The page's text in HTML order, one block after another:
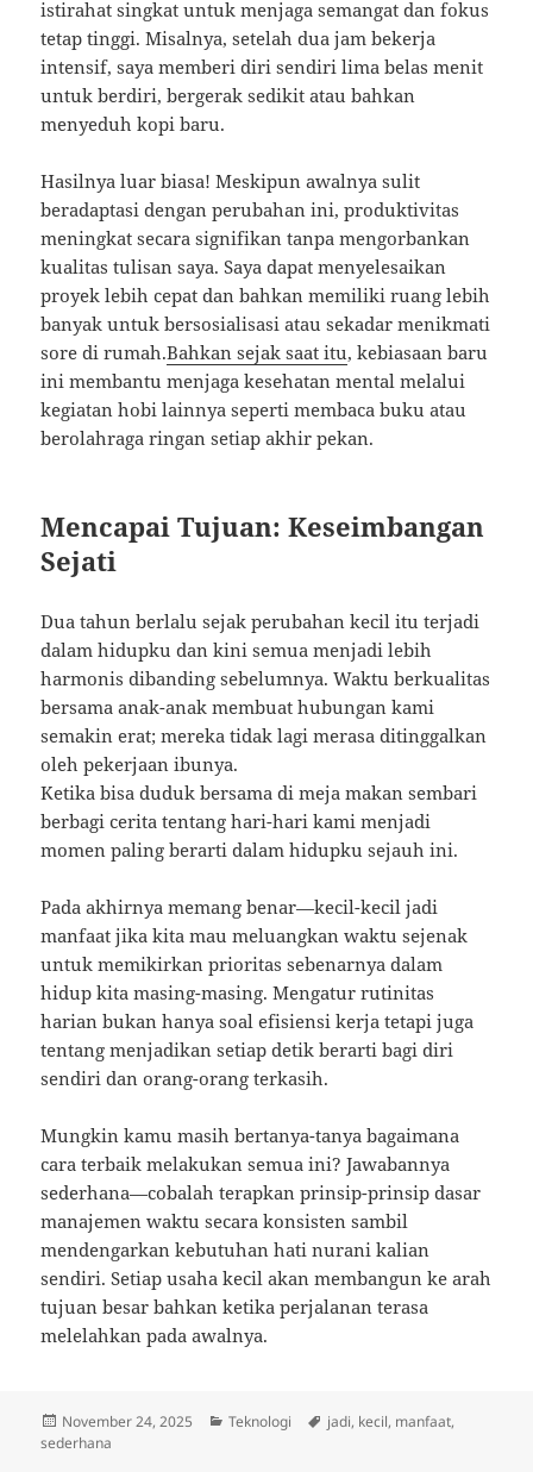
istirahat singkat untuk menjaga semangat dan fokus
tetap tinggi. Misalnya, setelah dua jam bekerja
intensif, saya memberi diri sendiri lima belas menit
untuk berdiri, bergerak sedikit atau bahkan
menyeduh kopi baru.
Hasilnya luar biasa! Meskipun awalnya sulit
beradaptasi dengan perubahan ini, produktivitas
meningkat secara signifikan tanpa mengorbankan
kualitas tulisan saya. Saya dapat menyelesaikan
proyek lebih cepat dan bahkan memiliki ruang lebih
banyak untuk bersosialisasi atau sekadar menikmati
sore di rumah.Bahkan sejak saat itu, kebiasaan baru
ini membantu menjaga kesehatan mental melalui
kegiatan hobi lainnya seperti membaca buku atau
berolahraga ringan setiap akhir pekan.
Mencapai Tujuan: Keseimbangan
Sejati
Dua tahun berlalu sejak perubahan kecil itu terjadi
dalam hidupku dan kini semua menjadi lebih
harmonis dibanding sebelumnya. Waktu berkualitas
bersama anak-anak membuat hubungan kami
semakin erat; mereka tidak lagi merasa ditinggalkan
oleh pekerjaan ibunya.
Ketika bisa duduk bersama di meja makan sembari
berbagi cerita tentang hari-hari kami menjadi
momen paling berarti dalam hidupku sejauh ini.
Pada akhirnya memang benar—kecil-kecil jadi
manfaat jika kita mau meluangkan waktu sejenak
untuk memikirkan prioritas sebenarnya dalam
hidup kita masing-masing. Mengatur rutinitas
harian bukan hanya soal efisiensi kerja tetapi juga
tentang menjadikan setiap detik berarti bagi diri
sendiri dan orang-orang terkasih.
Mungkin kamu masih bertanya-tanya bagaimana
cara terbaik melakukan semua ini? Jawabannya
sederhana—cobalah terapkan prinsip-prinsip dasar
manajemen waktu secara konsisten sambil
mendengarkan kebutuhan hati nurani kalian
sendiri. Setiap usaha kecil akan membangun ke arah
tujuan besar bahkan ketika perjalanan terasa
melelahkan pada awalnya.
Posted
on
November 24, 2025 Categories
Teknologi Tags
jadi, kecil, manfaat,
sederhana